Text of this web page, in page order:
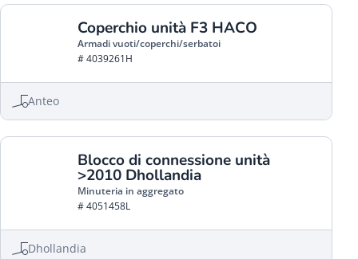
Coperchio unità F3 HACO
Armadi vuoti/coperchi/serbatoi
# 4039261H
Anteo
Blocco di connessione unità
>2010 Dhollandia
Minuteria in aggregato
# 4051458L
Dhollandia